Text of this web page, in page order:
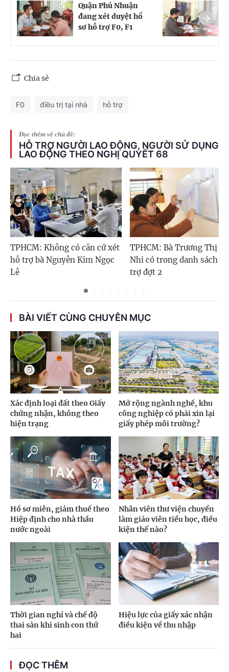
Quận Phú Nhuận
đang xét duyệt hồ
sơ hỗ trợ F0, F1
Chia sẻ
F0 điều trị tại nhà hỗ trợ
Đọc thêm về chủ đề:
HỖ TRỢ NGƯỜI LAO ĐỘNG, NGƯỜI SỬ DỤNG
LAO ĐỘNG THEO NGHỊ QUYẾT 68
TPHCM: Không có căn cứ xét
hỗ trợ bà Nguyễn Kim Ngọc
Lê
TPHCM: Bà Trương Thị
Nhi có trong danh sách hỗ
trợ đợt 2
BÀI VIẾT CÙNG CHUYÊN MỤC
Xác định loại đất theo Giấy
chứng nhận, không theo
hiện trạng
Mở rộng ngành nghề, khu
công nghiệp có phải xin lại
giấy phép môi trường?
Hồ sơ miễn, giảm thuế theo
Hiệp định cho nhà thầu
nước ngoài
Nhân viên thư viện chuyển
làm giáo viên tiểu học, điều
kiện thế nào?
Thời gian nghỉ và chế độ
thai sản khi sinh con thứ
hai
Hiệu lực của giấy xác nhận
điều kiện về thu nhập
ĐỌC THÊM